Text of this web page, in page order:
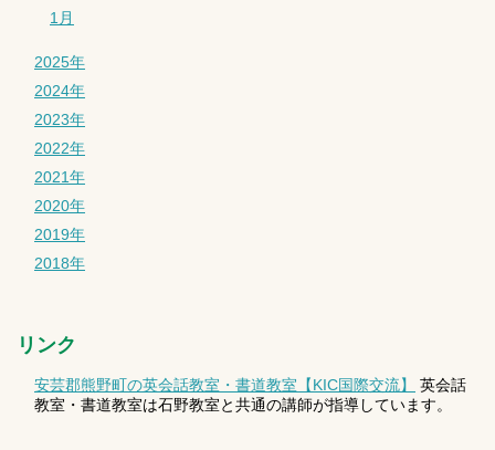
1月
2025年
2024年
2023年
2022年
2021年
2020年
2019年
2018年
リンク
安芸郡熊野町の英会話教室・書道教室【KIC国際交流】
英会話
教室・書道教室は石野教室と共通の講師が指導しています。